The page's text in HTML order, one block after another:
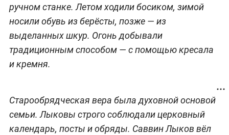
ручном станке. Летом ходили босиком, зимой
носили обувь из берёсты, позже — из
выделанных шкур. Огонь добывали
традиционным способом — с помощью кресала
и кремня.
Старообрядческая вера была духовной основой
семьи. Лыковы строго соблюдали церковный
календарь, посты и обряды. Саввин Лыков вёл